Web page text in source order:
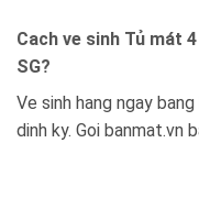
Cach ve sinh Tủ mát
SG?
Ve sinh hang ngay
dinh ky. Goi banmat.vn